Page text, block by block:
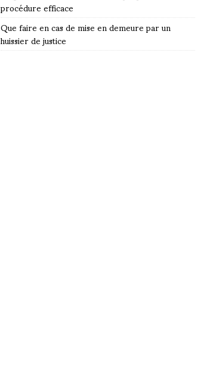
procédure efficace
Que faire en cas de mise en demeure par un
huissier de justice